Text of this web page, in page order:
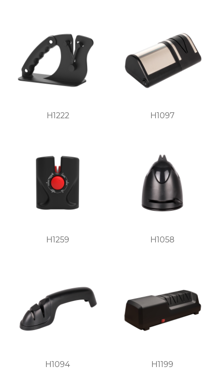
H1222 H1097
H1259 H1058
H1094 H1199